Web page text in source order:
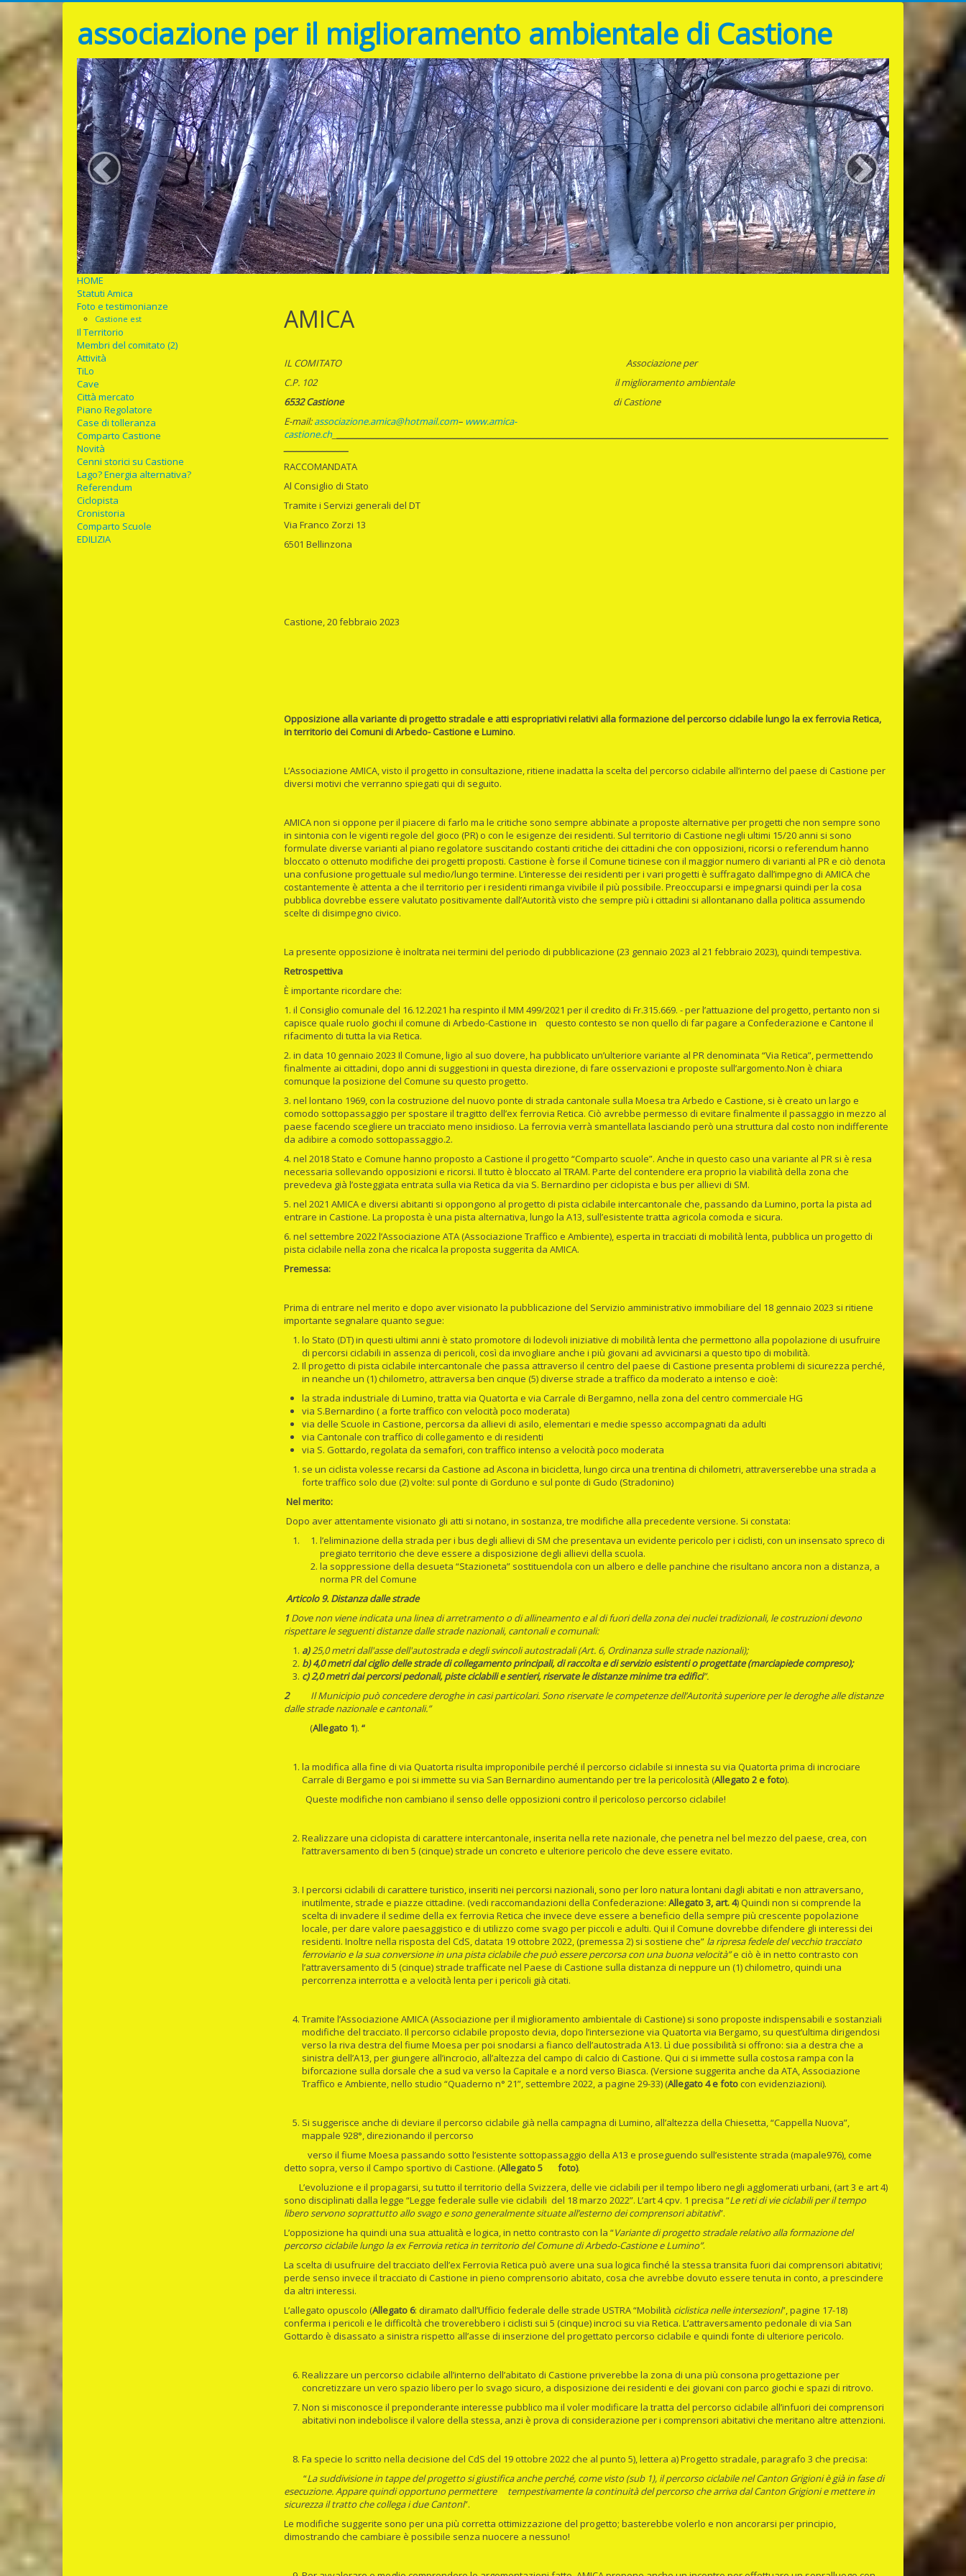
associazione per il miglioramento ambientale di Castione
< >
HOME
Statuti Amica
Foto e testimonianze
Castione est
Il Territorio
Membri del comitato (2)
Attività
TiLo
Cave
Città mercato
Piano Regolatore
Case di tolleranza
Comparto Castione
Novità
Cenni storici su Castione
Lago? Energia alternativa?
Referendum
Ciclopista
Cronistoria
Comparto Scuole
EDILIZIA
AMICA
IL COMITATO
Associazione per
C.P. 102 il miglioramento ambientale
6532 Castionedi Castione
E-mail:associazione.amica@hotmail.com– www.amica-
castione.ch_
RACCOMANDATA
Al Consiglio di Stato
Tramite i Servizi generali del DT
Via Franco Zorzi 13
6501 Bellinzona
Castione, 20 febbraio 2023
Opposizione alla variante di progetto stradale e atti espropriativi relativi alla formazione del percorso ciclabile lungo la ex ferrovia Retica,
in territorio dei Comuni di Arbedo- Castione e Lumino.
L’Associazione AMICA, visto il progetto in consultazione, ritiene inadatta la scelta del percorso ciclabile all’interno del paese di Castione per
diversi motivi che verranno spiegati qui di seguito.
AMICA non si oppone per il piacere di farlo ma le critiche sono sempre abbinate a proposte alternative per progetti che non sempre sono
in sintonia con le vigenti regole del gioco (PR) o con le esigenze dei residenti. Sul territorio di Castione negli ultimi 15/20 anni si sono
formulate diverse varianti al piano regolatore suscitando costanti critiche dei cittadini che con opposizioni, ricorsi o referendum hanno
bloccato o ottenuto modifiche dei progetti proposti. Castione è forse il Comune ticinese con il maggior numero di varianti al PR e ciò denota
una confusione progettuale sul medio/lungo termine. L’interesse dei residenti per i vari progetti è suffragato dall’impegno di AMICA che
costantemente è attenta a che il territorio per i residenti rimanga vivibile il più possibile. Preoccuparsi e impegnarsi quindi per la cosa
pubblica dovrebbe essere valutato positivamente dall’Autorità visto che sempre più i cittadini si allontanano dalla politica assumendo
scelte di disimpegno civico.
La presente opposizione è inoltrata nei termini del periodo di pubblicazione (23 gennaio 2023 al 21 febbraio 2023), quindi tempestiva.
Retrospettiva
È importante ricordare che:
1. il Consiglio comunale del 16.12.2021 ha respinto il MM 499/2021 per il credito di Fr.315.669. - per l’attuazione del progetto, pertanto non si
capisce quale ruolo giochi il comune di Arbedo-Castione in questo contesto se non quello di far pagare a Confederazione e Cantone il
rifacimento di tutta la via Retica.
2. in data 10 gennaio 2023 Il Comune, ligio al suo dovere, ha pubblicato un’ulteriore variante al PR denominata “Via Retica”, permettendo
finalmente ai cittadini, dopo anni di suggestioni in questa direzione, di fare osservazioni e proposte sull’argomento.Non è chiara
comunque la posizione del Comune su questo progetto.
3. nel lontano 1969, con la costruzione del nuovo ponte di strada cantonale sulla Moesa tra Arbedo e Castione, si è creato un largo e
comodo sottopassaggio per spostare il tragitto dell’ex ferrovia Retica. Ciò avrebbe permesso di evitare finalmente il passaggio in mezzo al
paese facendo scegliere un tracciato meno insidioso. La ferrovia verrà smantellata lasciando però una struttura dal costo non indifferente
da adibire a comodo sottopassaggio.2.
4. nel 2018 Stato e Comune hanno proposto a Castione il progetto “Comparto scuole”. Anche in questo caso una variante al PR si è resa
necessaria sollevando opposizioni e ricorsi. Il tutto è bloccato al TRAM. Parte del contendere era proprio la viabilità della zona che
prevedeva già l’osteggiata entrata sulla via Retica da via S. Bernardino per ciclopista e bus per allievi di SM.
5. nel 2021 AMICA e diversi abitanti si oppongono al progetto di pista ciclabile intercantonale che, passando da Lumino, porta la pista ad
entrare in Castione. La proposta è una pista alternativa, lungo la A13, sull’esistente tratta agricola comoda e sicura.
6. nel settembre 2022 l’Associazione ATA (Associazione Traffico e Ambiente), esperta in tracciati di mobilità lenta, pubblica un progetto di
pista ciclabile nella zona che ricalca la proposta suggerita da AMICA.
Premessa:
Prima di entrare nel merito e dopo aver visionato la pubblicazione del Servizio amministrativo immobiliare del 18 gennaio 2023 si ritiene
importante segnalare quanto segue:
lo Stato (DT) in questi ultimi anni è stato promotore di lodevoli iniziative di mobilità lenta che permettono alla popolazione di usufruire
di percorsi ciclabili in assenza di pericoli, così da invogliare anche i più giovani ad avvicinarsi a questo tipo di mobilità.
Il progetto di pista ciclabile intercantonale che passa attraverso il centro del paese di Castione presenta problemi di sicurezza perché,
in neanche un (1) chilometro, attraversa ben cinque (5) diverse strade a traffico da moderato a intenso e cioè:
la strada industriale di Lumino, tratta via Quatorta e via Carrale di Bergamno, nella zona del centro commerciale HG
via S.Bernardino ( a forte traffico con velocità poco moderata)
via delle Scuole in Castione, percorsa da allievi di asilo, elementari e medie spesso accompagnati da adulti
via Cantonale con traffico di collegamento e di residenti
via S. Gottardo, regolata da semafori, con traffico intenso a velocità poco moderata
se un ciclista volesse recarsi da Castione ad Ascona in bicicletta, lungo circa una trentina di chilometri, attraverserebbe una strada a
forte traffico solo due (2) volte: sul ponte di Gorduno e sul ponte di Gudo (Stradonino)
Nel merito:
Dopo aver attentamente visionato gli atti si notano, in sostanza, tre modifiche alla precedente versione. Si constata:
l’eliminazione della strada per i bus degli allievi di SM che presentava un evidente pericolo per i ciclisti, con un insensato spreco di
pregiato territorio che deve essere a disposizione degli allievi della scuola.
la soppressione della desueta “Stazioneta” sostituendola con un albero e delle panchine che risultano ancora non a distanza, a
norma PR del Comune
Articolo 9. Distanza dalle strade
1Dove non viene indicata una linea di arretramento o di allineamento e al di fuori della zona dei nuclei tradizionali, le costruzioni devono
rispettare le seguenti distanze dalle strade nazionali, cantonali e comunali:
a)25,0 metri dall'asse dell'autostrada e degli svincoli autostradali (Art. 6, Ordinanza sulle strade nazionali);
b)4,0 metri dal ciglio delle strade di collegamento principali, di raccolta e di servizio esistenti o progettate (marciapiede compreso);
c) 2,0 metri dai percorsi pedonali, piste ciclabili e sentieri, riservate le distanze minime tra edifici”.
2Il Municipio può concedere deroghe in casi particolari. Sono riservate le competenze dell’Autorità superiore per le deroghe alle distanze
dalle strade nazionale e cantonali.”
(Allegato 1). “
la modifica alla fine di via Quatorta risulta improponibile perché il percorso ciclabile si innesta su via Quatorta prima di incrociare
Carrale di Bergamo e poi si immette su via San Bernardino aumentando per tre la pericolosità (Allegato2 e foto).
Queste modifiche non cambiano il senso delle opposizioni contro il pericoloso percorso ciclabile!
Realizzare una ciclopista di carattere intercantonale, inserita nella rete nazionale, che penetra nel bel mezzo del paese, crea, con
l’attraversamento di ben 5 (cinque) strade un concreto e ulteriore pericolo che deve essere evitato.
I percorsi ciclabili di carattere turistico, inseriti nei percorsi nazionali, sono per loro natura lontani dagli abitati e non attraversano,
inutilmente, strade e piazze cittadine. (vedi raccomandazioni della Confederazione:Allegato 3, art. 4) Quindi non si comprende la
scelta di invadere il sedime della ex ferrovia Retica che invece deve essere a beneficio della sempre più crescente popolazione
locale, per dare valore paesaggistico e di utilizzo come svago per piccoli e adulti. Qui il Comune dovrebbe difendere gli interessi dei
residenti. Inoltre nella risposta del CdS, datata 19 ottobre 2022, (premessa 2) si sostiene che” la ripresa fedele del vecchio tracciato
ferroviario e la sua conversione in una pista ciclabile che può essere percorsa con una buona velocità”e ciò è in netto contrasto con
l’attraversamento di 5 (cinque) strade trafficate nel Paese di Castione sulla distanza di neppure un (1) chilometro, quindi una
percorrenza interrotta e a velocità lenta per i pericoli già citati.
Tramite l’Associazione AMICA (Associazione per il miglioramento ambientale di Castione) si sono proposte indispensabili e sostanziali
modifiche del tracciato. Il percorso ciclabile proposto devia, dopo l’intersezione via Quatorta via Bergamo, su quest’ultima dirigendosi
verso la riva destra del fiume Moesa per poi snodarsi a fianco dell’autostrada A13. Lì due possibilità si offrono: sia a destra che a
sinistra dell’A13, per giungere all’incrocio, all’altezza del campo di calcio di Castione. Qui ci si immette sulla costosa rampa con la
biforcazione sulla dorsale che a sud va verso la Capitale e a nord verso Biasca. (Versione suggerita anche da ATA, Associazione
Traffico e Ambiente, nello studio “Quaderno n° 21”, settembre 2022, a pagine 29-33) (Allegato 4 e foto con evidenziazioni).
Si suggerisce anche di deviare il percorso ciclabile già nella campagna di Lumino, all’altezza della Chiesetta, “Cappella Nuova”,
mappale 928°, direzionando il percorso
verso il fiume Moesa passando sotto l’esistente sottopassaggio della A13 e proseguendo sull’esistente strada (mapale976), come
detto sopra, verso il Campo sportivo di Castione. (Allegato 5 foto).
L’evoluzione e il propagarsi, su tutto il territorio della Svizzera, delle vie ciclabili per il tempo libero negli agglomerati urbani, (art 3 e art 4)
sono disciplinati dalla legge “Legge federale sulle vie ciclabili del 18 marzo 2022”. L’art 4 cpv. 1 precisa “Le reti di vie ciclabili per il tempo
libero servono soprattutto allo svago e sono generalmente situate all’esterno dei comprensori abitativi”.
L’opposizione ha quindi una sua attualità e logica, in netto contrasto con la “Variante di progetto stradale relativo alla formazione del
percorso ciclabile lungo la ex Ferrovia retica in territorio del Comune di Arbedo-Castione e Lumino”.
La scelta di usufruire del tracciato dell’ex Ferrovia Retica può avere una sua logica finché la stessa transita fuori dai comprensori abitativi;
perde senso invece il tracciato di Castione in pieno comprensorio abitato, cosa che avrebbe dovuto essere tenuta in conto, a prescindere
da altri interessi.
L’allegato opuscolo (Allegato 6: diramato dall’Ufficio federale delle strade USTRA “Mobilità ciclistica nelle intersezioni”, pagine 17-18)
conferma i pericoli e le difficoltà che troverebbero i ciclisti sui 5 (cinque) incroci su via Retica. L’attraversamento pedonale di via San
Gottardo è disassato a sinistra rispetto all’asse di inserzione del progettato percorso ciclabile e quindi fonte di ulteriore pericolo.
Realizzare un percorso ciclabile all’interno dell’abitato di Castione priverebbe la zona di una più consona progettazione per
concretizzare un vero spazio libero per lo svago sicuro, a disposizione dei residenti e dei giovani con parco giochi e spazi di ritrovo.
Non si misconosce il preponderante interesse pubblico ma il voler modificare la tratta del percorso ciclabile all’infuori dei comprensori
abitativi non indebolisce il valore della stessa, anzi è prova di considerazione per i comprensori abitativi che meritano altre attenzioni.
Fa specie lo scritto nella decisione del CdS del 19 ottobre 2022 che al punto 5), lettera a) Progetto stradale, paragrafo 3 che precisa:
“La suddivisione in tappe del progetto si giustifica anche perché, come visto (sub 1), il percorso ciclabile nel Canton Grigioni è già in fase di
esecuzione. Appare quindi opportuno permettere tempestivamente la continuità del percorso che arriva dal Canton Grigioni e mettere in
sicurezza il tratto che collega i due Cantoni”.
Le modifiche suggerite sono per una più corretta ottimizzazione del progetto; basterebbe volerlo e non ancorarsi per principio,
dimostrando che cambiare è possibile senza nuocere a nessuno!